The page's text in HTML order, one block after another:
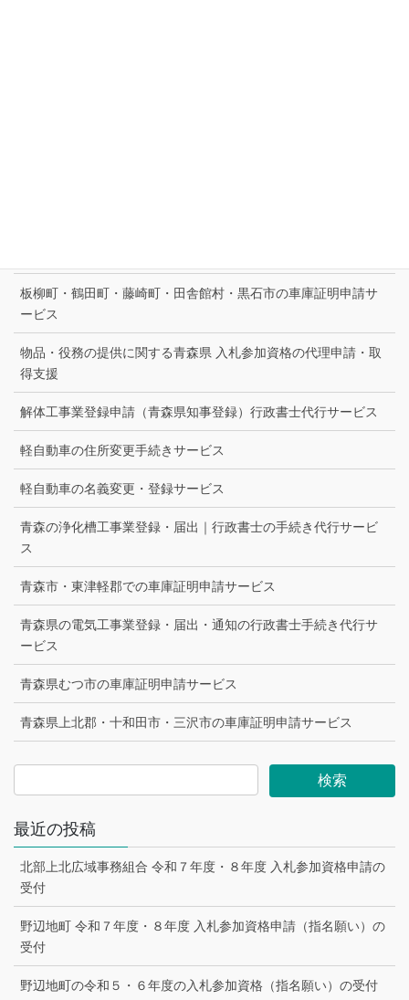
板柳町・鶴田町・藤崎町・田舎館村・黒石市の車庫証明申請サ
ービス
物品・役務の提供に関する青森県 入札参加資格の代理申請・取
得支援
解体工事業登録申請（青森県知事登録）行政書士代行サービス
軽自動車の住所変更手続きサービス
軽自動車の名義変更・登録サービス
青森の浄化槽工事業登録・届出｜行政書士の手続き代行サービ
ス
青森市・東津軽郡での車庫証明申請サービス
青森県の電気工事業登録・届出・通知の行政書士手続き代行サ
ービス
青森県むつ市の車庫証明申請サービス
青森県上北郡・十和田市・三沢市の車庫証明申請サービス
最近の投稿
北部上北広域事務組合 令和７年度・８年度 入札参加資格申請の
受付
野辺地町 令和７年度・８年度 入札参加資格申請（指名願い）の
受付
野辺地町の令和５・６年度の入札参加資格（指名願い）の受付